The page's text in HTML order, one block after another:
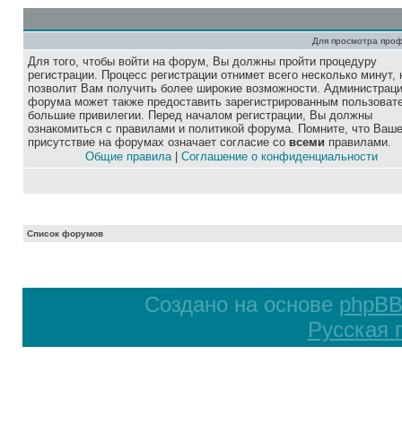
Для просмотра
Для того, чтобы войти на форум, Вы должны пройти процедуру
регистрации. Процесс регистрации отнимет всего несколько минут,
позволит Вам получить более широкие возможности.
форума может также предоставить зарегистрированным
большие привилегии. Перед началом регистрации, Вы должны
ознакомиться с правилами и политикой форума. Помните, что Ваше
присутствие на форумах означает согласие со всеми правилами.
Общие правила| Соглашение о конфиденциальности
Список форумов
Создано на основе phpBB
Русская